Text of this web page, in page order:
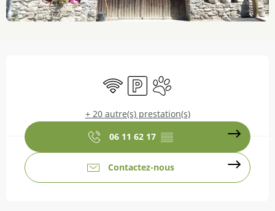
WiFi ParkingAnimaux acceptés
+ 20 autre(s) prestation(s)
06 11 62 17 ▒▒
Contactez-nous